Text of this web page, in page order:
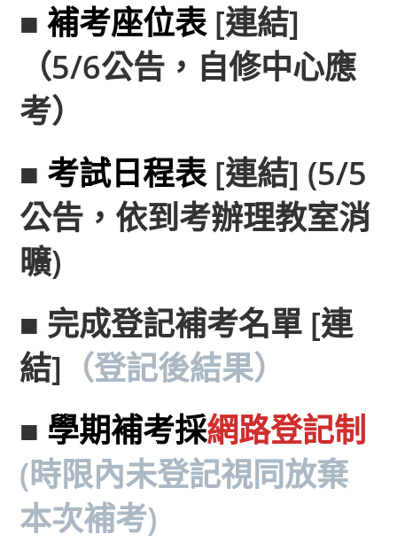
■ 補考座位表[連結]
（5/6公告，自修中心應
考）
■ 考試日程表 [連結] (5/5
公告，依到考辦理教室消
曠)
■ 完成登記補考名單 [連
結] （登記後結果）
■ 學期補考採網路登記制
(時限內未登記視同放棄
本次補考)